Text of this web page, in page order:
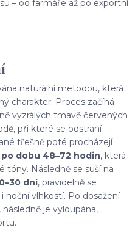
– od farmáře až po exportní
naturální metodou, která
charakter. Proces začíná
vyzrálých tmavě červených
při které se odstraní
třešně poté procházejí
dobu 48–72 hodin, která
tóny. Následně se suší na
dní, pravidelně se
noční vlhkostí. Po dosažení
je vyloupána,